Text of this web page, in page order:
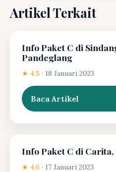
Artikel Terkait
Info Paket C di
Pandeglang
★ 4.5 · 18 Januari 2023
Baca Artikel
Info Paket C di
★ 4.6 · 17 Januari 2023